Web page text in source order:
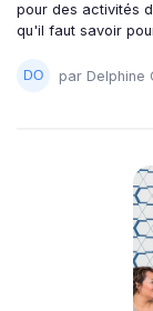
pour des activités
qu'il faut savoir
par Delphine